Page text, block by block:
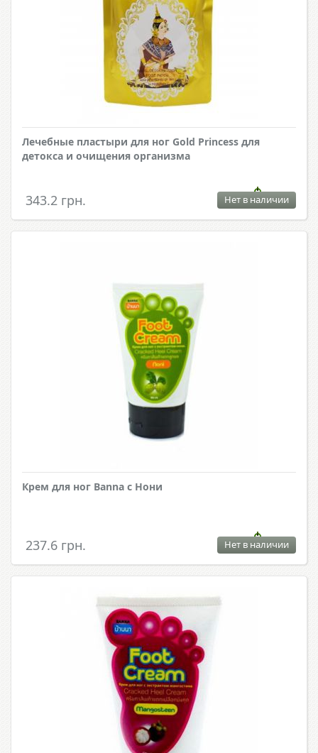
Лечебные пластыри для ног Gold Princess для
детокса и очищения организма
343.2 грн. Нет в наличии
Крем для ног Banna с Нони
237.6 грн. Нет в наличии